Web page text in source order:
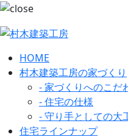
HOME
村木建築工房の家づくり
- 家づくりへのこだ
- 住宅の仕様
- 守り手としての大
住宅ラインナップ